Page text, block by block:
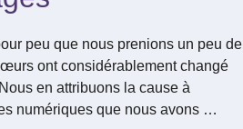
peu que nous prenions un peu de
ont considérablement changé
en attribuons la cause à
numériques que nous avons …